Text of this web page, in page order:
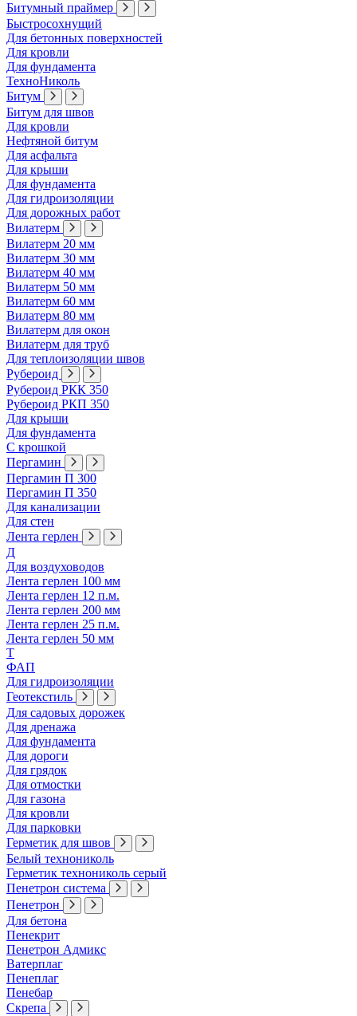
Битумный праймер
Быстросохнущий
Для бетонных поверхностей
Для кровли
Для фундамента
ТехноНиколь
Битум
Битум для швов
Для кровли
Нефтяной битум
Для асфальта
Для крыши
Для фундамента
Для гидроизоляции
Для дорожных работ
Вилатерм
Вилатерм 20 мм
Вилатерм 30 мм
Вилатерм 40 мм
Вилатерм 50 мм
Вилатерм 60 мм
Вилатерм 80 мм
Вилатерм для окон
Вилатерм для труб
Для теплоизоляции швов
Рубероид
Рубероид РКК 350
Рубероид РКП 350
Для крыши
Для фундамента
С крошкой
Пергамин
Пергамин П 300
Пергамин П 350
Для канализации
Для стен
Лента герлен
Д
Для воздуховодов
Лента герлен 100 мм
Лента герлен 12 п.м.
Лента герлен 200 мм
Лента герлен 25 п.м.
Лента герлен 50 мм
Т
ФАП
Для гидроизоляции
Геотекстиль
Для садовых дорожек
Для дренажа
Для фундамента
Для дороги
Для грядок
Для отмостки
Для газона
Для кровли
Для парковки
Герметик для швов
Белый технониколь
Герметик технониколь серый
Пенетрон система
Пенетрон
Для бетона
Пенекрит
Пенетрон Адмикс
Ватерплаг
Пенеплаг
Пенебар
Скрепа